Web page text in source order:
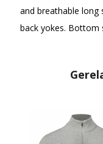
and breathable long
back yokes. Bottom